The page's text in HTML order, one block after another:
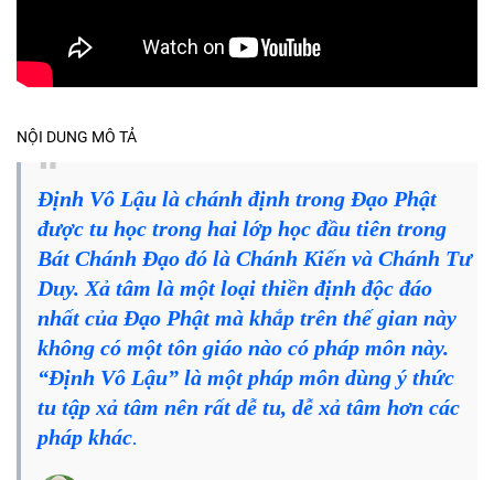
NỘI DUNG MÔ TẢ
Định Vô Lậu là chánh định trong Đạo Phật
được tu học trong hai lớp học đầu tiên trong
Bát Chánh Đạo đó là Chánh Kiến và Chánh Tư
Duy. Xả tâm là một loại thiền định độc đáo
nhất của Đạo Phật mà khắp trên thế gian này
không có một tôn giáo nào có pháp môn này.
“Định Vô Lậu” là một pháp môn dùng ý thức
tu tập xả tâm nên rất dễ tu, dễ xả tâm hơn các
pháp khác.